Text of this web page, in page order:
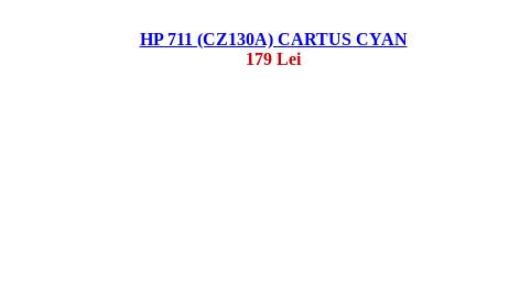
HP 711 (CZ130A) CARTUS CYAN
179 Lei